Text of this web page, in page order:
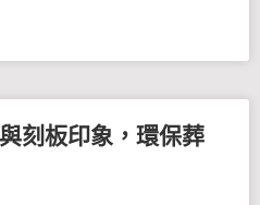
刻板印象，環保葬